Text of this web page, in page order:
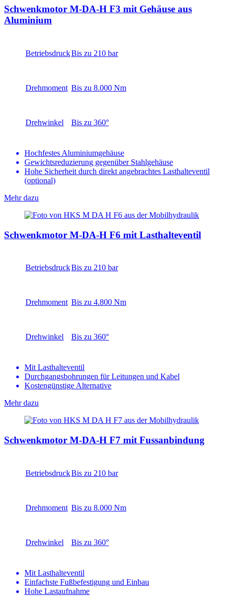
Schwenkmotor M-DA-H F3 mit Gehäuse aus
Aluminium
BetriebsdruckBis zu 210 bar
Drehmoment Bis zu 8.000 Nm
Drehwinkel Bis zu 360°
Hochfestes Aluminiumgehäuse
Gewichtsreduzierung gegenüber Stahlgehäuse
Hohe Sicherheit durch direkt angebrachtes Lasthalteventil
(optional)
Mehr dazu
Schwenkmotor M-DA-H F6 mit Lasthalteventil
BetriebsdruckBis zu 210 bar
Drehmoment Bis zu 4.800 Nm
Drehwinkel Bis zu 360°
Mit Lasthalteventil
Durchgangsbohrungen für Leitungen und Kabel
Kostengünstige Alternative
Mehr dazu
Schwenkmotor M-DA-H F7 mit Fussanbindung
BetriebsdruckBis zu 210 bar
Drehmoment Bis zu 8.000 Nm
Drehwinkel Bis zu 360°
Mit Lasthalteventil
Einfachste Fußbefestigung und Einbau
Hohe Lastaufnahme